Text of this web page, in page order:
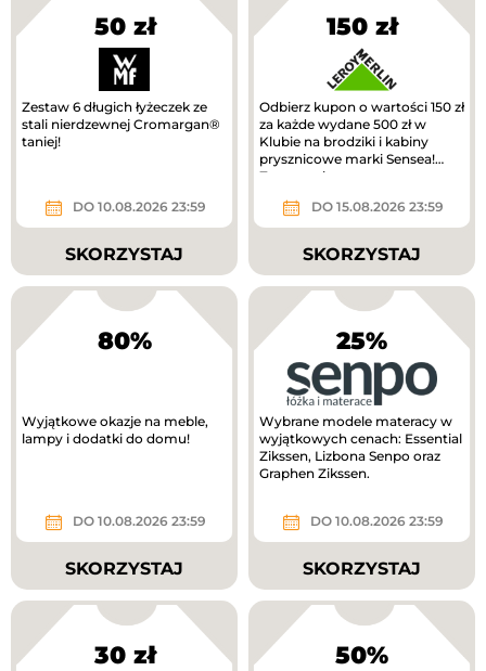
50 zł
Zestaw 6 długich łyżeczek ze
stali nierdzewnej Cromargan®
taniej!
DO 10.08.2026 23:59
SKORZYSTAJ
150 zł
Odbierz kupon o wartości 150 zł
za każde wydane 500 zł w
Klubie na brodziki i kabiny
prysznicowe marki Sensea!
Zwrot na kupon.
DO 15.08.2026 23:59
SKORZYSTAJ
80%
Wyjątkowe okazje na meble,
lampy i dodatki do domu!
DO 10.08.2026 23:59
SKORZYSTAJ
25%
Wybrane modele materacy w
wyjątkowych cenach: Essential
Zikssen, Lizbona Senpo oraz
Graphen Zikssen.
DO 10.08.2026 23:59
SKORZYSTAJ
30 zł 50%